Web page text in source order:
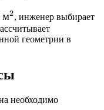
м2, инженер выбирает
геометрии в
необходимо